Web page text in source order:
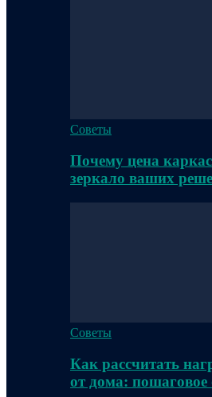
Советы
Почему цена
зеркало ваших
Советы
Как рассчитать
от дома: пошаговое